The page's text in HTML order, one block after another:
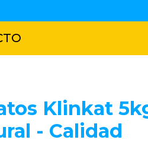
Klinkat
- Calidad